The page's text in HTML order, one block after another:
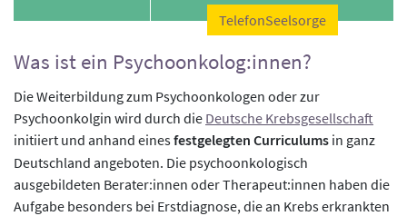
TelefonSeelsorge
Was ist ein Psychoonkolog:innen?
Die Weiterbildung zum Psychoonkologen oder zur
Psychoonkolgin wird durch die Deutsche Krebsgesellschaft
initiiert und anhand einesfestgelegten Curriculums in ganz
Deutschland angeboten. Die psychoonkologisch
ausgebildeten Berater:innen oder Therapeut:innen haben die
Aufgabe besonders bei Erstdiagnose, die an Krebs erkrankten